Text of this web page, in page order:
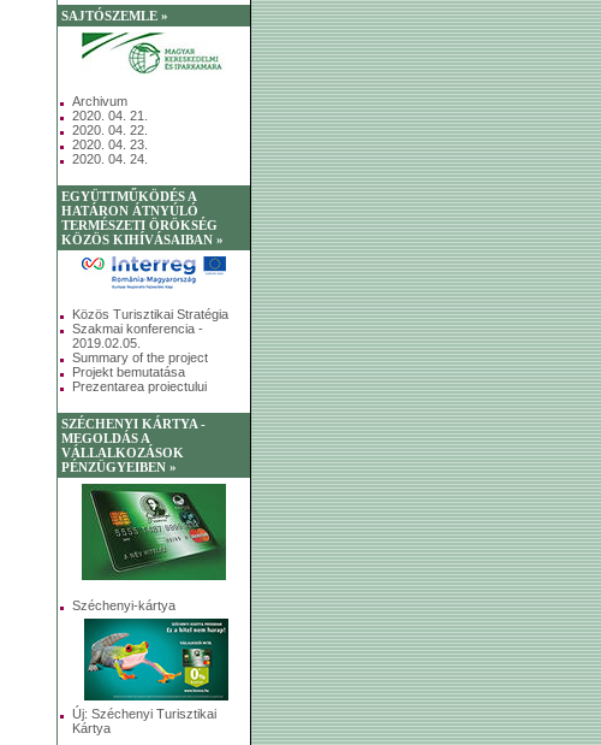
SAJTÓSZEMLE »
Archivum
2020. 04. 21.
2020. 04. 22.
2020. 04. 23.
2020. 04. 24.
EGYÜTTMŰKÖDÉS A
HATÁRON ÁTNYÚLÓ
TERMÉSZETI ÖRÖKSÉG
KÖZÖS KIHÍVÁSAIBAN »
Közös Turisztikai Stratégia
Szakmai konferencia -
2019.02.05.
Summary of the project
Projekt bemutatása
Prezentarea proiectului
SZÉCHENYI KÁRTYA -
MEGOLDÁS A
VÁLLALKOZÁSOK
PÉNZÜGYEIBEN »
Széchenyi-kártya
Új: Széchenyi Turisztikai
Kártya